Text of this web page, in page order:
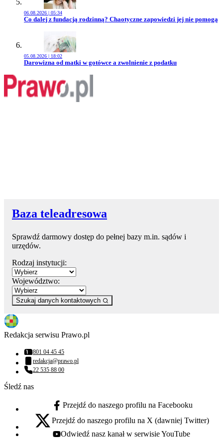
06.08.2026 | 05:34
Przejdź do artykułu:
Co dalej z fundacją rodzinną? Chaotyczne zapowiedzi jej nie pomogą
05.08.2026 | 18:02
Przejdź do artykułu:
Darowizna od matki w gotówce a zwolnienie z podatku
Baza teleadresowa
Sprawdź darmowy dostęp do pełnej bazy m.in. sądów i
urzędów.
Rodzaj instytucji:
Województwo:
Szukaj danych kontaktowych
Redakcja serwisu Prawo.pl
Numer telefonu:
801 04 45 45
Adres email:
redakcja@prawo.pl
Numer telefonu:
22 535 88 00
Śledź nas
facebook - otwiera się w nowej karcie
Przejdź do naszego profilu na Facebooku
x - otwiera się w nowej karcie
Przejdź do naszego profilu na X (dawniej Twitter)
youtube - otwiera się w nowej karcie
Odwiedź nasz kanał w serwisie YouTube